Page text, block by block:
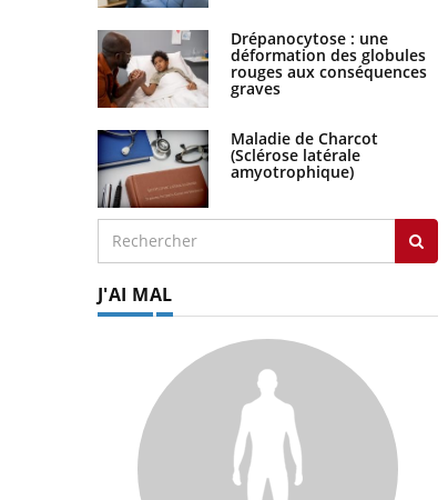
Drépanocytose : une
déformation des globules
rouges aux conséquences
graves
Maladie de Charcot
(Sclérose latérale
amyotrophique)
J'AI MAL